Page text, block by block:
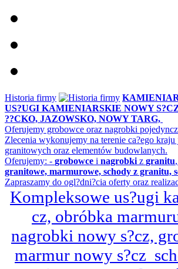
Historia firmy
US?UGI KAMIENIARSKIE NOWY
??CKO, JAZOWSKO, NOWY TARG,
Oferujemy grobowce oraz nagrobki
Zlecenia wykonujemy na terenie ca?ego
granitowych oraz elementów budowlanych.
Oferujemy: - grobowce i nagrobki z granitu
granitowe, marmurowe, schody z granitu,
Zapraszamy do ogl?dni?cia oferty oraz
Kompleksowe us?ugi
cz, obróbka
nagrobki nowy s?cz,
marmur nowy s?cz